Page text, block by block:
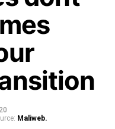
Maliweb.